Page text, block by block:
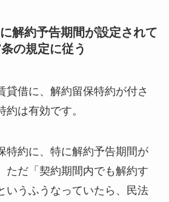
解約予告期間が設定されて
の規定に従う
貸借に、解約留保特約が付さ
は有効です。
特約に、特に解約予告期間が
ただ「契約期間内でも解約す
いうふうなっていたら、民法